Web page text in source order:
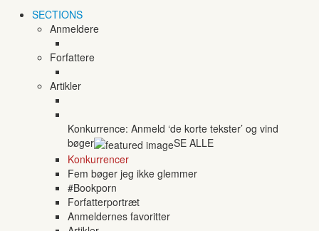
SECTIONS
Anmeldere
Forfattere
Artikler
Konkurrence: Anmeld ‘de korte tekster’ og vind
bøger
SE ALLE
Konkurrencer
Fem bøger jeg ikke glemmer
#Bookporn
Forfatterportræt
Anmeldernes favoritter